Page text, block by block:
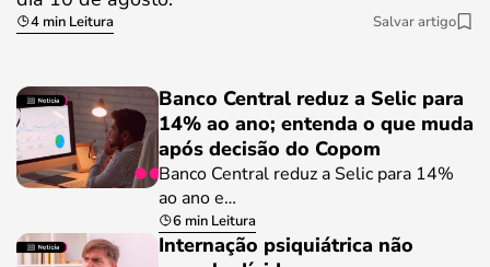
4 min Leitura Salvar artigo
Banco Central reduz a Selic para
14% ao ano; entenda o que muda
após decisão do Copom
Banco Central reduz a Selic para 14%
ao ano e…
6 min Leitura
Internação psiquiátrica não